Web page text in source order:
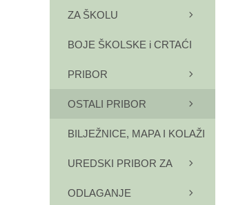
ZA ŠKOLU
BOJE ŠKOLSKE i CRTAĆI
PRIBOR
OSTALI PRIBOR
BILJEŽNICE, MAPA I KOLAŽI
UREDSKI PRIBOR ZA
ODLAGANJE